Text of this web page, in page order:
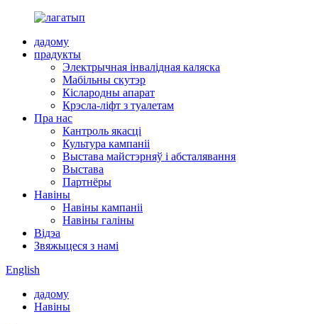
дадому
прадукты
Электрычная інвалідная каляска
Мабільны скутэр
Кіслародны апарат
Крэсла-ліфт з туалетам
Пра нас
Кантроль якасці
Культура кампаніі
Выстава майстэрняў і абсталявання
Выстава
Партнёры
Навіны
Навіны кампаніі
Навіны галіны
Відэа
Звяжыцеся з намі
English
дадому
Навіны